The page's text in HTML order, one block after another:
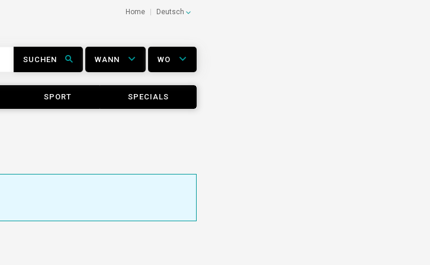
Home Deutsch
SUCHEN WANN WO
SPORT SPECIALS